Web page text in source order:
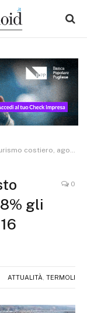
costiero, agosto ‘locomotiva’ estiva: +8,8% gli arrivi e presenze su di 16 punti
gli
0
ATTUALITÀ TERMOLI